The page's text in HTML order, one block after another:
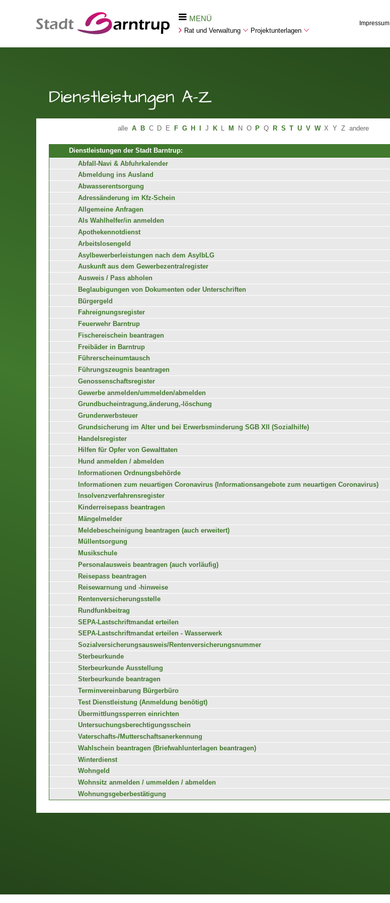
MENÜ
Rat und Verwaltung Projektunterlagen
Impressum
Dienstleistungen A-Z
alle A B C D E F G H J K M N O P Q R S T U V W X Y Z andere
Dienstleistungen der Stadt Barntrup:
Abfall-Navi & Abfuhrkalender
Abmeldung ins Ausland
Abwasserentsorgung
Adressänderung im Kfz-Schein
Allgemeine Anfragen
Als Wahlhelfer/in anmelden
Apothekennotdienst
Arbeitslosengeld
Asylbewerberleistungen nach dem AsylbLG
Auskunft aus dem Gewerbezentralregister
Ausweis / Pass abholen
Beglaubigungen von Dokumenten oder Unterschriften
Bürgergeld
Fahreignungsregister
Feuerwehr Barntrup
Fischereischein beantragen
Freibäder in Barntrup
Führerscheinumtausch
Führungszeugnis beantragen
Genossenschaftsregister
Gewerbe anmelden/ummelden/abmelden
Grundbucheintragung,änderung,-löschung
Grunderwerbsteuer
Grundsicherung im Alter und bei Erwerbsminderung SGB XII (Sozialhilfe)
Handelsregister
Hilfen für Opfer von Gewalttaten
Hund anmelden / abmelden
Informationen Ordnungsbehörde
Informationen zum neuartigen Coronavirus (Informationsangebote zum neuartigen Coronavirus)
Insolvenzverfahrensregister
Kinderreisepass beantragen
Mängelmelder
Meldebescheinigung beantragen (auch erweitert)
Müllentsorgung
Musikschule
Personalausweis beantragen (auch vorläufig)
Reisepass beantragen
Reisewarnung und -hinweise
Rentenversicherungsstelle
Rundfunkbeitrag
SEPA-Lastschriftmandat erteilen
SEPA-Lastschriftmandat erteilen - Wasserwerk
Sozialversicherungsausweis/Rentenversicherungsnummer
Sterbeurkunde
Sterbeurkunde Ausstellung
Sterbeurkunde beantragen
Terminvereinbarung Bürgerbüro
Test Dienstleistung (Anmeldung benötigt)
Übermittlungssperren einrichten
Untersuchungsberechtigungsschein
Vaterschafts-/Mutterschaftsanerkennung
Wahlschein beantragen (Briefwahlunterlagen beantragen)
Winterdienst
Wohngeld
Wohnsitz anmelden / ummelden / abmelden
Wohnungsgeberbestätigung